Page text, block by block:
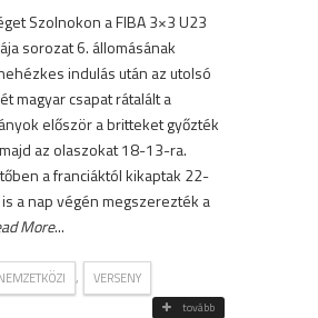
Szolnokon a FIBA 3×3 U23
sorozat 6. állomásának
indulás után az utolsó
magyar csapat rátalált a
először a britteket győzték
az olaszokat 18-13-ra.
a franciáktól kikaptak 22-
a nap végén megszerezték a
More...
, VERSENY
tovább